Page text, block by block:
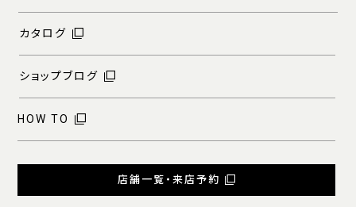
カタログ
ショップブログ
HOW TO
店舗一覧・来店予約